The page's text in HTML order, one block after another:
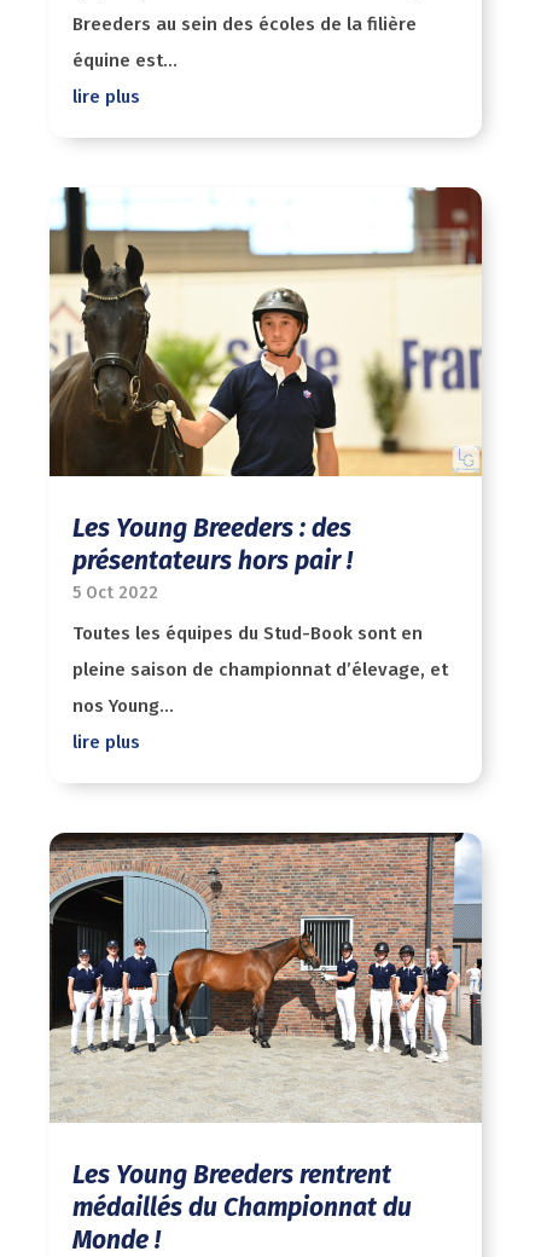
Breeders au sein des écoles de la filière
équine est...
lire plus
Les Young Breeders : des
présentateurs hors pair !
5 Oct 2022
Toutes les équipes du Stud-Book sont en
pleine saison de championnat d’élevage, et
nos Young...
lire plus
Les Young Breeders rentrent
médaillés du Championnat du
Monde !